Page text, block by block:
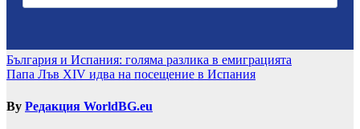
Навигация
България и Испания: голяма разлика в емиграцията
Папа Лъв XIV идва на посещение в Испания
By Редакция WorldBG.eu